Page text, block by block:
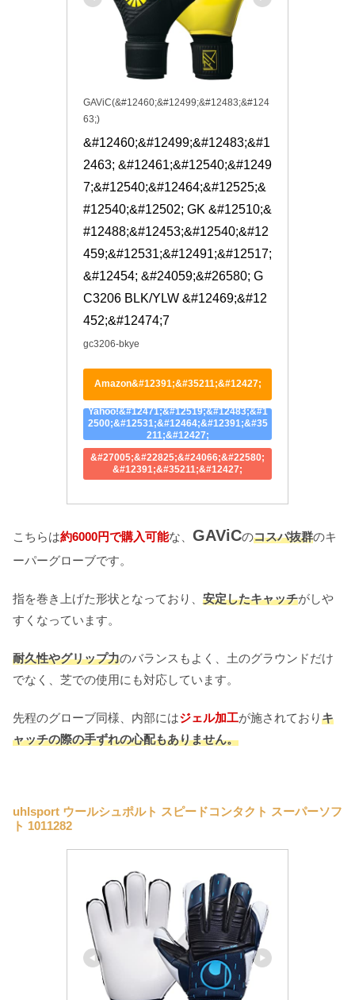
GAViC(&#12460;&#12499;&#12483;&#124
63;)
&#12460;&#12499;&#12483;&#1
2463; &#12461;&#12540;&#1249
7;&#12540;&#12464;&#12525;&
#12540;&#12502; GK &#12510;&
#12488;&#12453;&#12540;&#12
459;&#12531;&#12491;&#12517;
&#12454; &#24059;&#26580; G
C3206 BLK/YLW &#12469;&#12
452;&#12474;7
gc3206-bkye
Amazon&#12391;&#35211;&#12427;
Yahoo!&#12471;&#12519;&#12483;&#1
2500;&#12531;&#12464;&#12391;&#35
211;&#12427;
&#27005;&#22825;&#24066;&#22580;
&#12391;&#35211;&#12427;
こちらは約6000円で購入可能な、 GAViCのコスパ抜群のキ
ーパーグローブです。
指を巻き上げた形状となっており、 安定したキャッチがしや
すくなっています。
耐久性やグリップ力のバランスもよく、土のグラウンドだけ
でなく、芝での使用にも対応しています。
先程のグローブ同様、内部にはジェル加工が施されておりキ
ャッチの際の手ずれの心配もありません。
uhlsport ウールシュポルト スピードコンタクト スーパーソフ
ト 1011282